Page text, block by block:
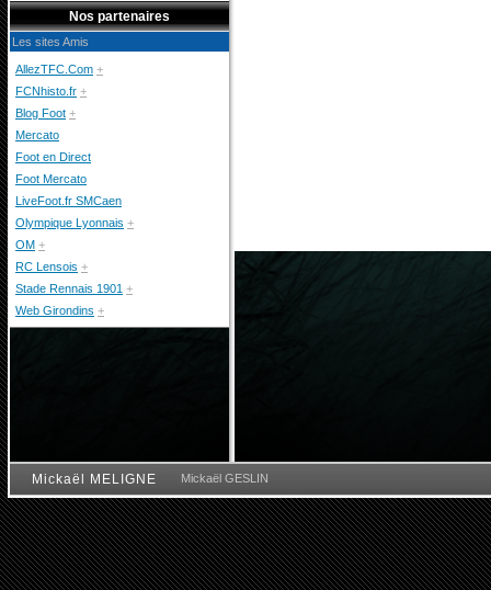
Nos partenaires
Les sites Amis
AllezTFC.Com +
FCNhisto.fr +
Blog Foot +
Mercato
Foot en Direct
Foot Mercato
LiveFoot.fr SMCaen
Olympique Lyonnais +
OM +
RC Lensois +
Stade Rennais 1901 +
Web Girondins +
Mickaël MELIGNE Mickaël GESLIN